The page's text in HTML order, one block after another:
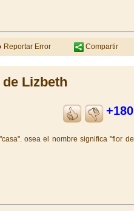
Reportar Error Compartir
Lizbeth
+180
osea el nombre significa "flor de